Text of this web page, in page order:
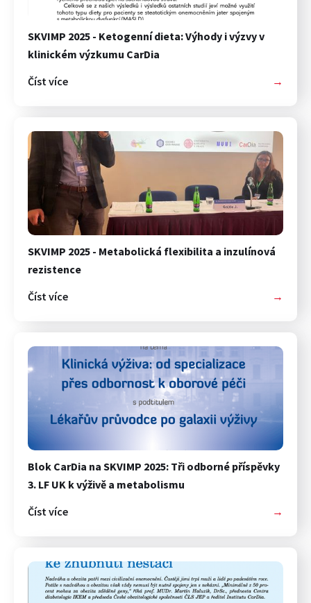
SKVIMP 2025 - Ketogenní dieta: Výhody i výzvy v
klinickém výzkumu CarDia
Číst více
→
SKVIMP 2025 - Metabolická flexibilita a inzulínová
rezistence
Číst více
→
Blok CarDia na SKVIMP 2025: Tři odborné příspěvky
3. LF UK k výživě a metabolismu
Číst více
→